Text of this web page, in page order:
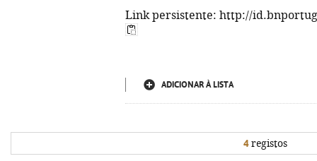
Link persistente: http://
ADICIONAR À LISTA
4registos